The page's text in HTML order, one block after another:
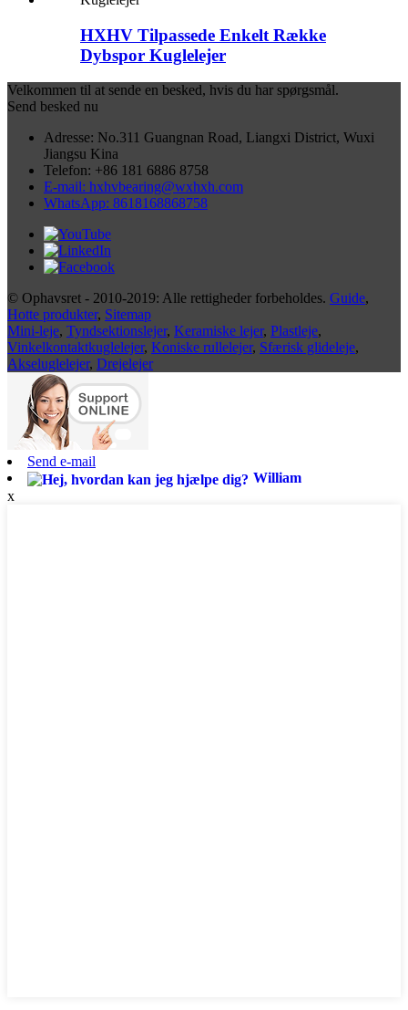
HXHV Tilpassede Enkelt Række
Dybspor Kuglelejer
Velkommen til at sende en besked, hvis du har spørgsmål.
Send besked nu
Adresse: No.311 Guangnan Road, Liangxi District, Wuxi
Jiangsu Kina
Telefon: +86 181 6886 8758
E-mail: hxhvbearing@wxhxh.com
WhatsApp: 8618168868758
© Ophavsret - 2010-2019: Alle rettigheder forbeholdes. Guide,
Hotte produkter, Sitemap
Mini-leje, Tyndsektionslejer, Keramiske lejer, Plastleje,
Vinkelkontaktkuglelejer, Koniske rullelejer, Sfærisk glideleje,
Akseluglelejer, Drejelejer
Send e-mail
William
x